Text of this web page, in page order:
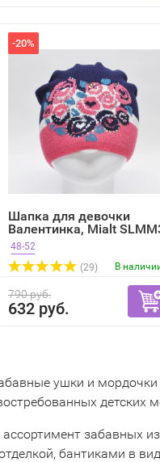
-20%
Шапка для девочки
Валентинка, Mialt
48-52
(29)
В
790 руб.
632 руб.
ушки и
детских
забавных
бантиками в